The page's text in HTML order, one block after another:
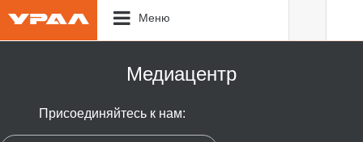
Меню
Медиацентр
Присоединяйтесь к нам: